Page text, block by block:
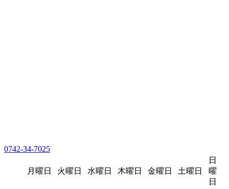
0742-34-7025
月曜日 火曜日 水曜日 木曜日 金曜日 土曜日
日
曜
日